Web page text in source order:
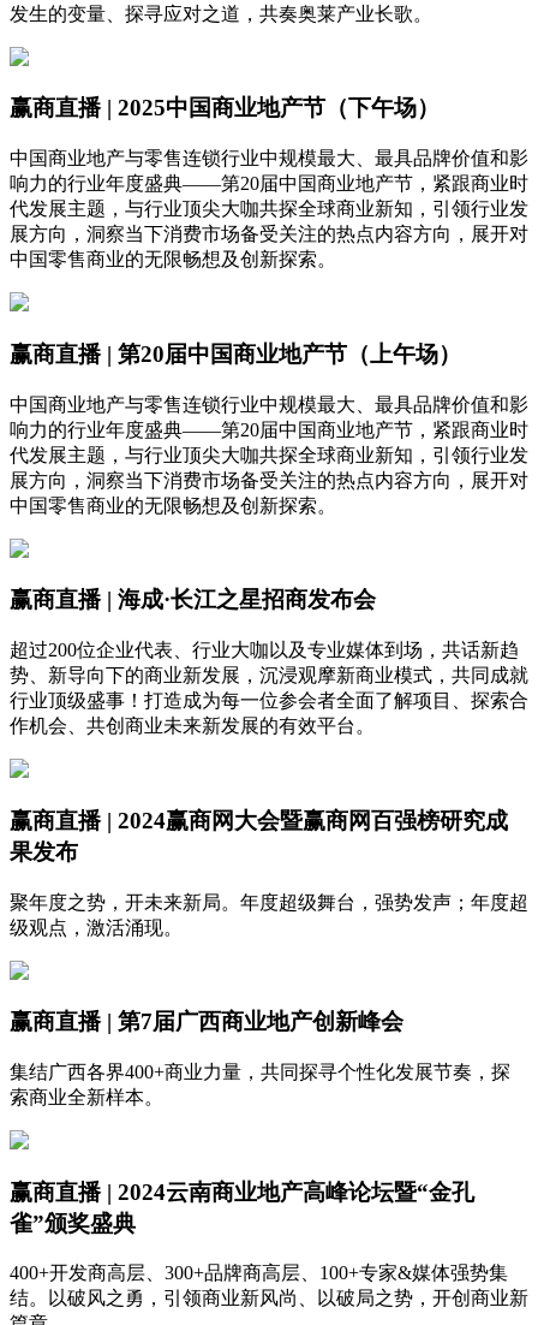
发生的变量、探寻应对之道，共奏奥莱产业长歌。
赢商直播 | 2025中国商业地产节（下午场）
中国商业地产与零售连锁行业中规模最大、最具品牌价值和影
响力的行业年度盛典——第20届中国商业地产节，紧跟商业时
代发展主题，与行业顶尖大咖共探全球商业新知，引领行业发
展方向，洞察当下消费市场备受关注的热点内容方向，展开对
中国零售商业的无限畅想及创新探索。
赢商直播 | 第20届中国商业地产节（上午场）
中国商业地产与零售连锁行业中规模最大、最具品牌价值和影
响力的行业年度盛典——第20届中国商业地产节，紧跟商业时
代发展主题，与行业顶尖大咖共探全球商业新知，引领行业发
展方向，洞察当下消费市场备受关注的热点内容方向，展开对
中国零售商业的无限畅想及创新探索。
赢商直播 | 海成·长江之星招商发布会
超过200位企业代表、行业大咖以及专业媒体到场，共话新趋
势、新导向下的商业新发展，沉浸观摩新商业模式，共同成就
行业顶级盛事！打造成为每一位参会者全面了解项目、探索合
作机会、共创商业未来新发展的有效平台。
赢商直播 | 2024赢商网大会暨赢商网百强榜研究成
果发布
聚年度之势，开未来新局。年度超级舞台，强势发声；年度超
级观点，激活涌现。
赢商直播 | 第7届广西商业地产创新峰会
集结广西各界400+商业力量，共同探寻个性化发展节奏，探
索商业全新样本。
赢商直播 | 2024云南商业地产高峰论坛暨“金孔
雀”颁奖盛典
400+开发商高层、300+品牌商高层、100+专家&媒体强势集
结。以破风之勇，引领商业新风尚、以破局之势，开创商业新